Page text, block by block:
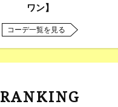
ワン】
コーデ一覧を見る
RANKING